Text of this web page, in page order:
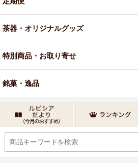
茶器・オリジナルグッズ
特別商品・お取り寄せ
銘菓・逸品